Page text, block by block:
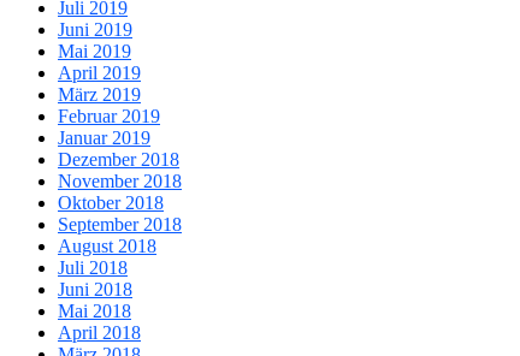
Juli 2019
Juni 2019
Mai 2019
April 2019
März 2019
Februar 2019
Januar 2019
Dezember 2018
November 2018
Oktober 2018
September 2018
August 2018
Juli 2018
Juni 2018
Mai 2018
April 2018